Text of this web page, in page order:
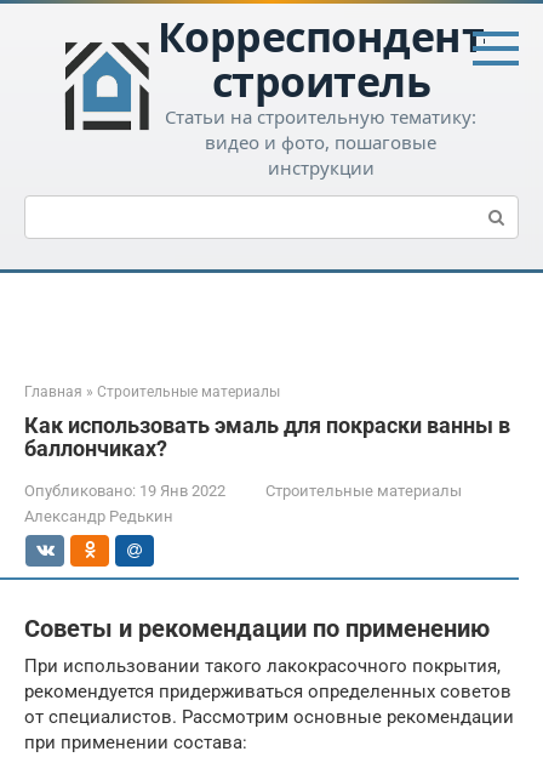
Перейти
контенту
Корреспондент-
строитель
Статьи на строительную тематику:
видео и фото, пошаговые
инструкции
Поиск:
Главная » Строительные материалы
Как использовать эмаль для покраски ванны в
баллончиках?
Опубликовано: 19 Янв 2022
Строительные материалы
Александр Редькин
Советы и рекомендации по применению
При использовании такого лакокрасочного покрытия,
рекомендуется придерживаться определенных советов
от специалистов. Рассмотрим основные рекомендации
при применении состава: